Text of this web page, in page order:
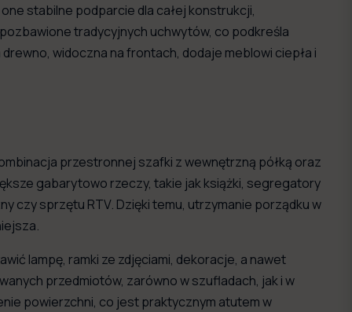
stabilne podparcie dla całej konstrukcji,
tradycyjnych uchwytów, co podkreśla
widoczna na frontach, dodaje meblowi ciepła i
przestronnej szafki z wewnętrzną półką oraz
gabarytowo rzeczy, takie jak książki, segregatory
czy sprzętu RTV. Dzięki temu, utrzymanie porządku w
lampę, ramki ze zdjęciami, dekoracje, a nawet
przedmiotów, zarówno w szufladach, jak i w
powierzchni, co jest praktycznym atutem w